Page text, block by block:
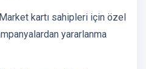
Market kartı sahipleri için özel
yararlanma